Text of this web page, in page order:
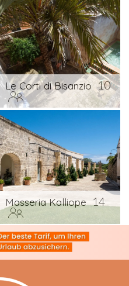
Le Corti di Bisanzio 10
Masseria Kalliope 14